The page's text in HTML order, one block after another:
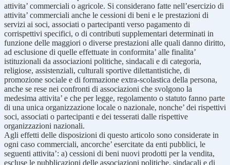
attivita’ commerciali o agricole. Si considerano fatte nell’esercizio di
attivita’ commerciali anche le cessioni di beni e le prestazioni di
servizi ai soci, associati o partecipanti verso pagamento di
corrispettivi specifici, o di contributi supplementari determinati in
funzione delle maggiori o diverse prestazioni alle quali danno diritto,
ad esclusione di quelle effettuate in conformita’ alle finalita’
istituzionali da associazioni politiche, sindacali e di categoria,
religiose, assistenziali, culturali sportive dilettantistiche, di
promozione sociale e di formazione extra-scolastica della persona,
anche se rese nei confronti di associazioni che svolgono la
medesima attivita’ e che per legge, regolamento o statuto fanno parte
di una unica organizzazione locale o nazionale, nonche’ dei rispettivi
soci, associati o partecipanti e dei tesserati dalle rispettive
organizzazioni nazionali.
Agli effetti delle disposizioni di questo articolo sono considerate in
ogni caso commerciali, ancorche’ esercitate da enti pubblici, le
seguenti attivita’: a) cessioni di beni nuovi prodotti per la vendita,
escluse le pubblicazioni delle associazioni politiche, sindacali e di